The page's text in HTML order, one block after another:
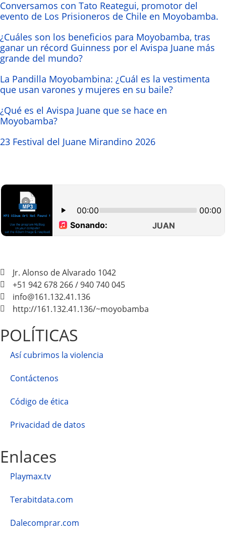
Conversamos con Tato Reategui, promotor del
evento de Los Prisioneros de Chile en Moyobamba.
¿Cuáles son los beneficios para Moyobamba, tras
ganar un récord Guinness por el Avispa Juane más
grande del mundo?
La Pandilla Moyobambina: ¿Cuál es la vestimenta
que usan varones y mujeres en su baile?
¿Qué es el Avispa Juane que se hace en
Moyobamba?
23 Festival del Juane Mirandino 2026
Jr. Alonso de Alvarado 1042
+51 942 678 266 / 940 740 045
info@161.132.41.136
http://161.132.41.136/~moyobamba
POLÍTICAS
Así cubrimos la violencia
Contáctenos
Código de ética
Privacidad de datos
Enlaces
Playmax.tv
Terabitdata.com
Dalecomprar.com